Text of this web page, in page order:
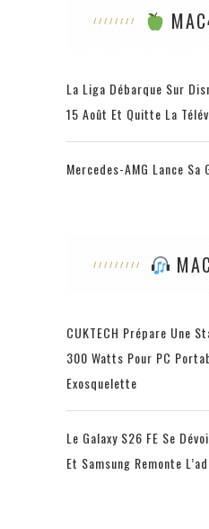
La Liga Débarque Sur
15 Août Et Quitte La
Mercedes-AMG Lance
CUKTECH Prépare Une
300 Watts Pour PC
Exosquelette
Le Galaxy S26 FE Se
Et Samsung Remonte